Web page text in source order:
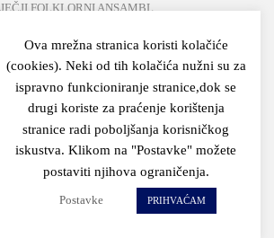
FOLKLORNI ANSAMBL
FOLKLORNOG ANSAMBLA
ZA MEĐUNARODNI FOLKLOR
KAZALIŠTE
MUŠKI VOKALNI ANSAMBL
ZAJEDNIČKI KONCERTI
GORANOVO PROLJEĆE
Ova mrežna stranica koristi kolačiće
(cookies). Neki od tih kolačića nužni su za
ispravno funkcioniranje stranice,dok se
drugi koriste za praćenje korištenja
stranice radi poboljšanja korisničkog
iskustva. Klikom na "Postavke" možete
postaviti njihova ograničenja.
Postavke PRIHVAĆAM